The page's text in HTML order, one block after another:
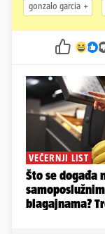
gonzalo garcia